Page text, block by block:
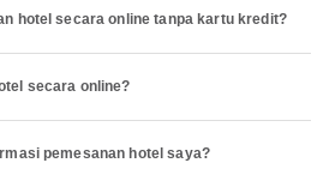
hotel secara online tanpa kartu kredit?
secara online?
pemesanan hotel saya?